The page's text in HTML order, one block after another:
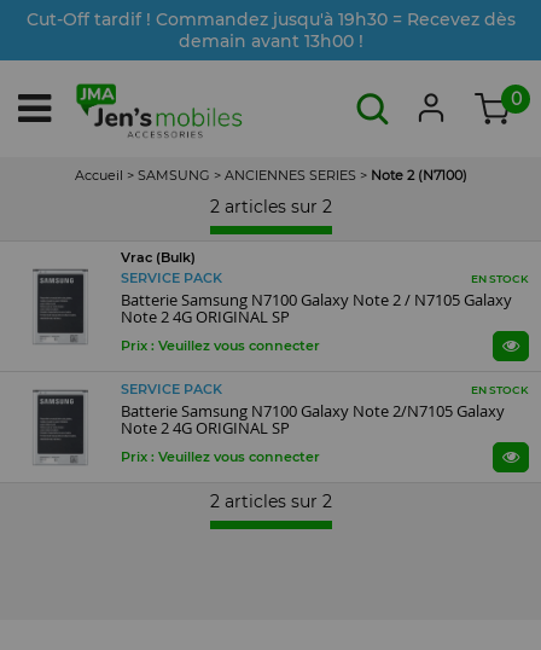
Cut-Off tardif ! Commandez jusqu'à 19h30 = Recevez dès
demain avant 13h00 !
0
Accueil > SAMSUNG > ANCIENNES SERIES > Note 2 (N7100)
2 articles sur 2
Vrac (Bulk)
SERVICE PACK
EN STOCK
Batterie Samsung N7100 Galaxy Note 2 / N7105 Galaxy
Note 2 4G ORIGINAL SP
Prix : Veuillez vous connecter
SERVICE PACK EN STOCK
Batterie Samsung N7100 Galaxy Note 2/N7105 Galaxy
Note 2 4G ORIGINAL SP
Prix : Veuillez vous connecter
2 articles sur 2